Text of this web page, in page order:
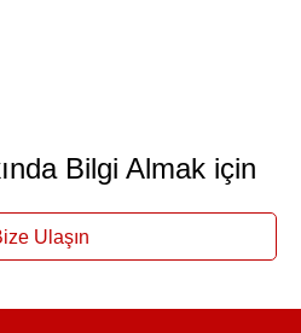
Bilgi Almak için
Ulaşın